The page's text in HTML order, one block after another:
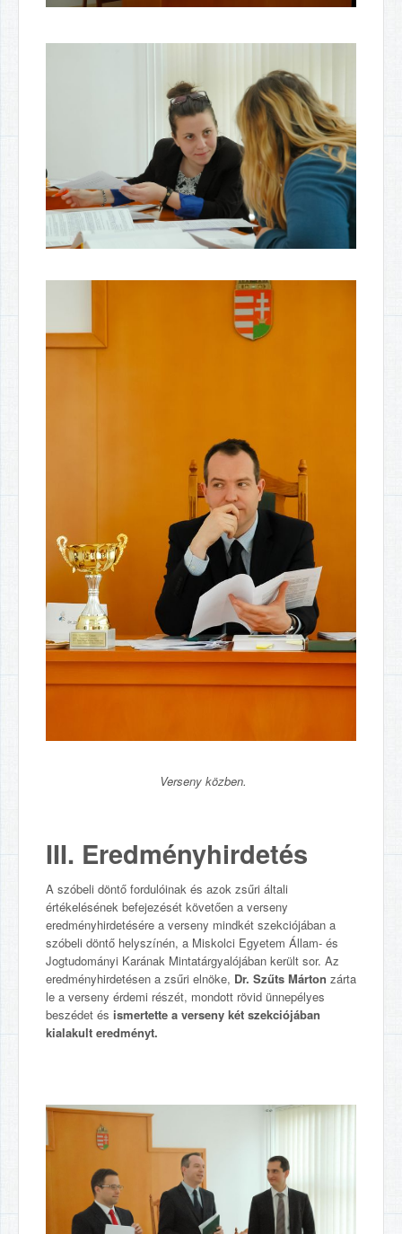
Verseny közben.
III. Eredményhirdetés
A szóbeli döntő fordulóinak és azok zsűri általi
értékelésének befejezését követően a verseny
eredményhirdetésére a verseny mindkét szekciójában a
szóbeli döntő helyszínén, a Miskolci Egyetem Állam- és
Jogtudományi Karának Mintatárgyalójában került sor. Az
eredményhirdetésen a zsűri elnöke, Dr. Szűts Márton zárta
le a verseny érdemi részét, mondott rövid ünnepélyes
beszédet és ismertette a verseny két szekciójában
kialakult eredményt.